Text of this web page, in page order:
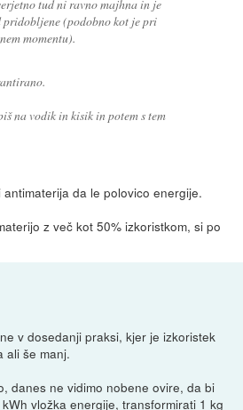
tud ni ravno majhna in je
pridobljene (podobno kot je pri
momentu).
na vodik in kisik in potem s tem
da le polovico energije.
z več kot 50% izkoristkom, si po
v dosedanji praksi, kjer je izkoristek
ali še manj.
danes ne vidimo nobene ovire, da bi
vložka energije, transformirati 1 kg